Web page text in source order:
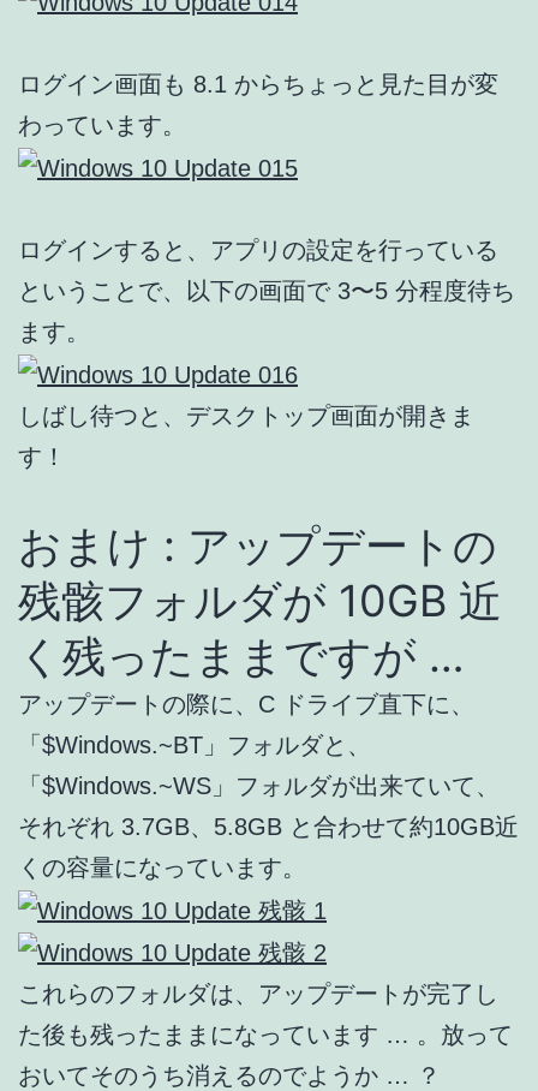
ログイン画面も 8.1 からちょっと見た目が変
わっています。
ログインすると、アプリの設定を行っている
ということで、以下の画面で 3〜5 分程度待ち
ます。
しばし待つと、デスクトップ画面が開きま
す！
おまけ : アップデートの
残骸フォルダが 10GB 近
く残ったままですが …
アップデートの際に、C ドライブ直下に、
「$Windows.~BT」フォルダと、
「$Windows.~WS」フォルダが出来ていて、
それぞれ 3.7GB、5.8GB と合わせて約10GB近
くの容量になっています。
これらのフォルダは、アップデートが完了し
た後も残ったままになっています … 。放って
おいてそのうち消えるのでようか … ？